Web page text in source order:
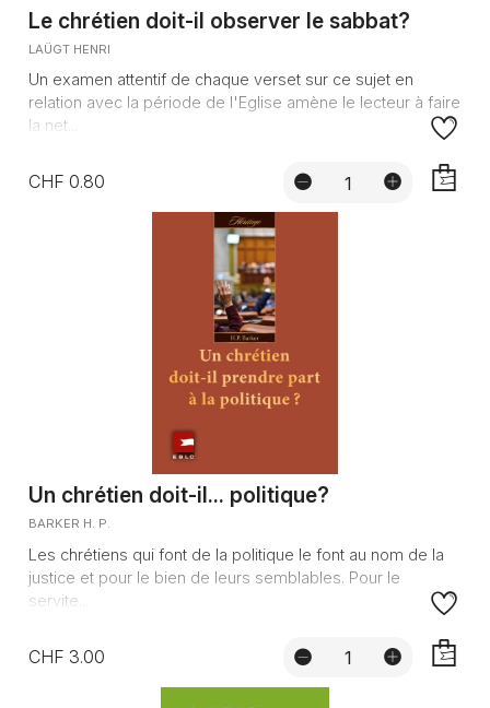
Le chrétien doit-il observer le sabbat?
LAÜGT HENRI
Un examen attentif de chaque verset sur ce sujet en
relation avec la période de l'Eglise amène le lecteur à faire
la net...
CHF 0.80
Un chrétien doit-il... politique?
BARKER H. P.
Les chrétiens qui font de la politique le font au nom de la
justice et pour le bien de leurs semblables. Pour le
servite...
CHF 3.00